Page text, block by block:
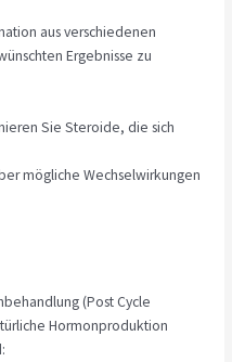
aus verschiedenen
Ergebnisse zu
Sie Steroide, die sich
mögliche Wechselwirkungen
(Post Cycle
Hormonproduktion